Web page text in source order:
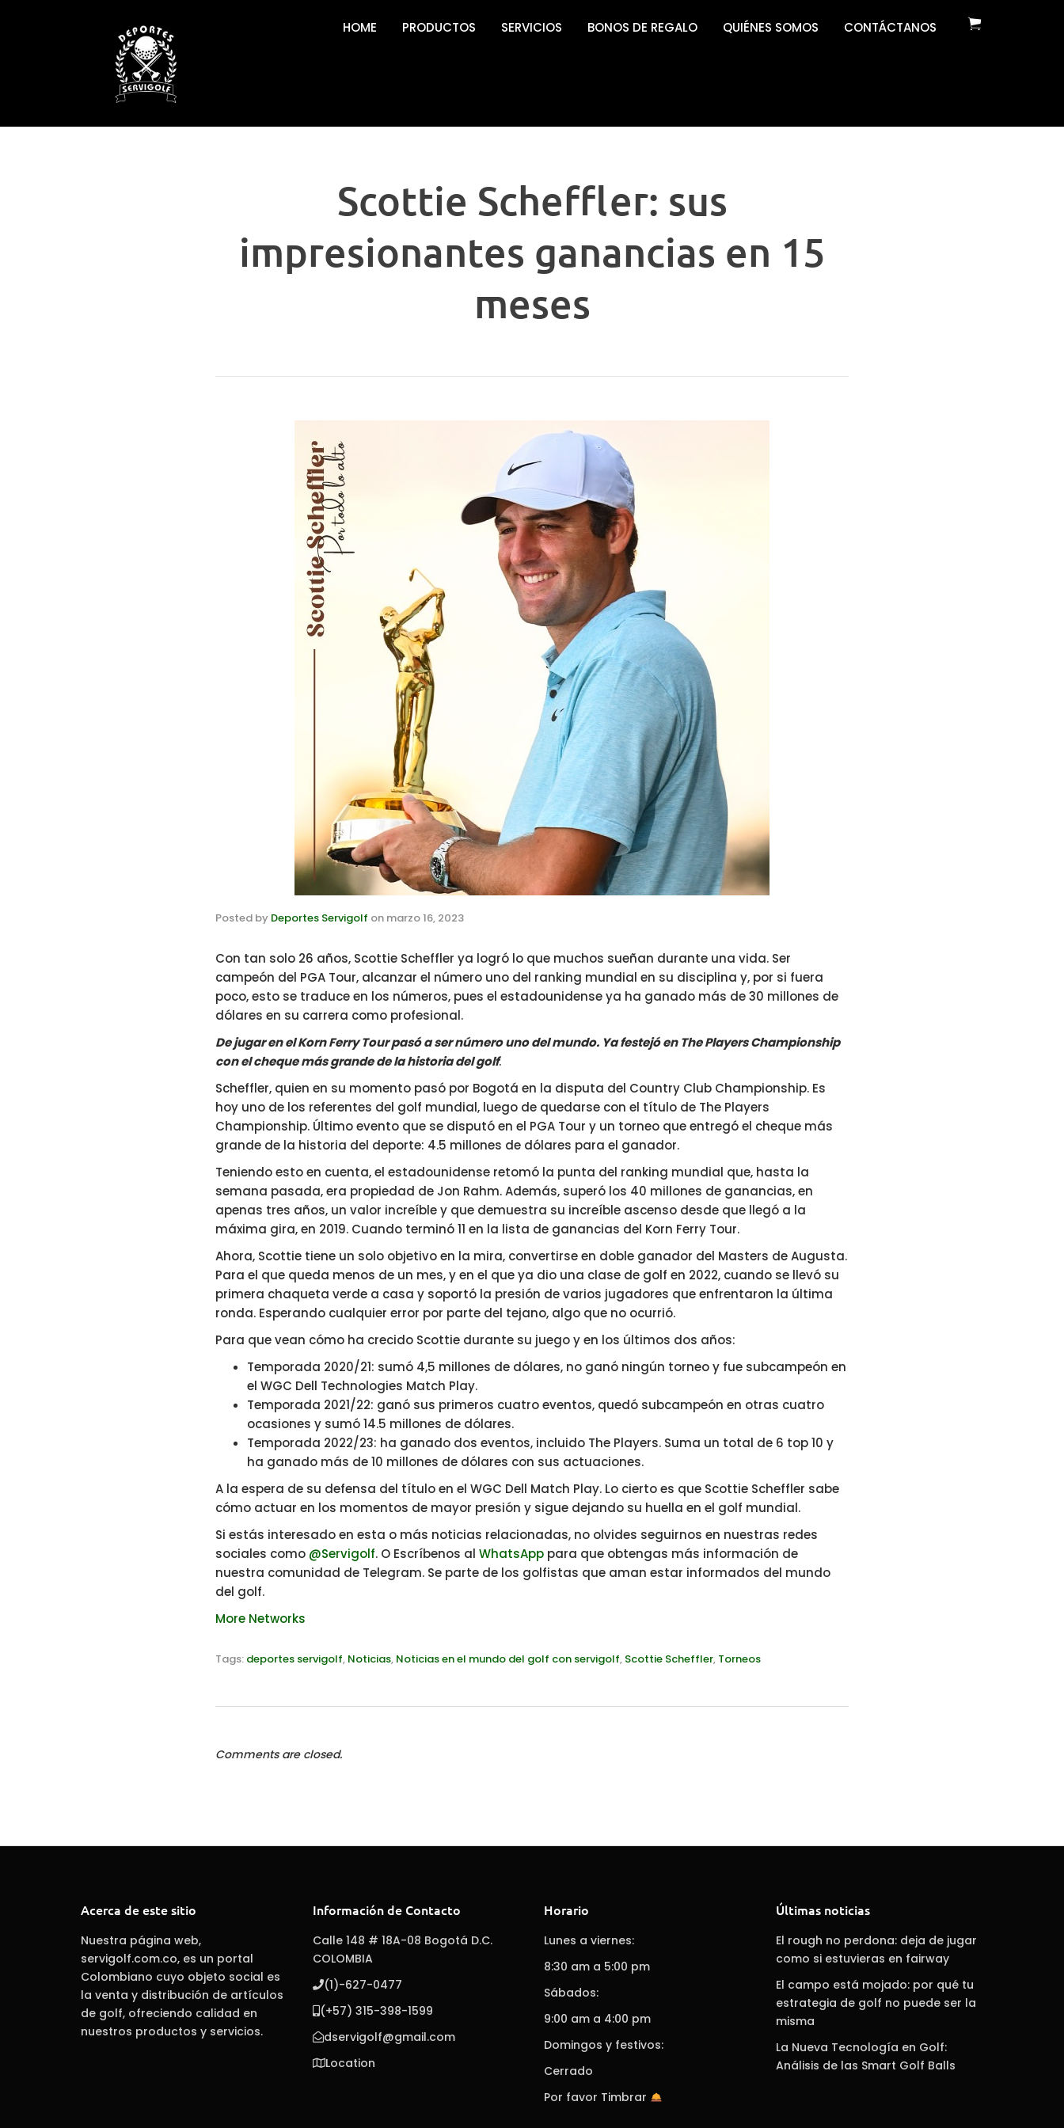
HOME PRODUCTOS SERVICIOS BONOS DE REGALO QUIÉNES SOMOS CONTÁCTANOS
Scottie Scheffler: sus
impresionantes ganancias en 15
meses
Posted by Deportes Servigolf on marzo 16, 2023
Con tan solo 26 años, Scottie Scheffler ya logró lo que muchos sueñan durante una vida. Ser
campeón del PGA Tour, alcanzar el número uno del ranking mundial en su disciplina y, por si fuera
poco, esto se traduce en los números, pues el estadounidense ya ha ganado más de 30 millones de
dólares en su carrera como profesional.
De jugar en el Korn Ferry Tour pasó a ser número uno del mundo. Ya festejó en The Players Championship
con el cheque más grande de la historia del golf.
Scheffler, quien en su momento pasó por Bogotá en la disputa del Country Club Championship. Es
hoy uno de los referentes del golf mundial, luego de quedarse con el título de The Players
Championship. Último evento que se disputó en el PGA Tour y un torneo que entregó el cheque más
grande de la historia del deporte: 4.5 millones de dólares para el ganador.
Teniendo esto en cuenta, el estadounidense retomó la punta del ranking mundial que, hasta la
semana pasada, era propiedad de Jon Rahm. Además, superó los 40 millones de ganancias, en
apenas tres años, un valor increíble y que demuestra su increíble ascenso desde que llegó a la
máxima gira, en 2019. Cuando terminó 11 en la lista de ganancias del Korn Ferry Tour.
Ahora, Scottie tiene un solo objetivo en la mira, convertirse en doble ganador del Masters de Augusta.
Para el que queda menos de un mes, y en el que ya dio una clase de golf en 2022, cuando se llevó su
primera chaqueta verde a casa y soportó la presión de varios jugadores que enfrentaron la última
ronda. Esperando cualquier error por parte del tejano, algo que no ocurrió.
Para que vean cómo ha crecido Scottie durante su juego y en los últimos dos años:
Temporada 2020/21: sumó 4,5 millones de dólares, no ganó ningún torneo y fue subcampeón en
el WGC Dell Technologies Match Play.
Temporada 2021/22: ganó sus primeros cuatro eventos, quedó subcampeón en otras cuatro
ocasiones y sumó 14.5 millones de dólares.
Temporada 2022/23: ha ganado dos eventos, incluido The Players. Suma un total de 6 top 10 y
ha ganado más de 10 millones de dólares con sus actuaciones.
A la espera de su defensa del título en el WGC Dell Match Play. Lo cierto es que Scottie Scheffler sabe
cómo actuar en los momentos de mayor presión y sigue dejando su huella en el golf mundial.
Si estás interesado en esta o más noticias relacionadas, no olvides seguirnos en nuestras redes
sociales como @Servigolf. O Escríbenos al WhatsApp para que obtengas más información de
nuestra comunidad de Telegram. Se parte de los golfistas que aman estar informados del mundo
del golf.
More Networks
Tags: deportes servigolf, Noticias, Noticias en el mundo del golf con servigolf, Scottie Scheffler, Torneos
Comments are closed.
Acerca de este sitio
Nuestra página web,
servigolf.com.co, es un portal
Colombiano cuyo objeto social es
la venta y distribución de artículos
de golf, ofreciendo calidad en
nuestros productos y servicios.
Información de Contacto
Calle 148 # 18A-08 Bogotá D.C.
COLOMBIA
(1)-627-0477
(+57) 315-398-1599
dservigolf@gmail.com
Location
Horario
Lunes a viernes:
8:30 am a 5:00 pm
Sábados:
9:00 am a 4:00 pm
Domingos y festivos:
Cerrado
Por favor Timbrar
Últimas noticias
El rough no perdona: deja de jugar
como si estuvieras en fairway
El campo está mojado: por qué tu
estrategia de golf no puede ser la
misma
La Nueva Tecnología en Golf:
Análisis de las Smart Golf Balls